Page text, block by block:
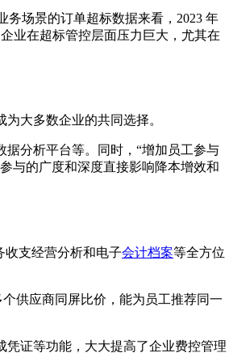
务场景的订单超标数据来看，2023 年
业在超标管控层面压力巨大，尤其在
大多数企业的共同选择。
据分析平台等。同时，“增加员工参与
与的广度和深度直接影响降本增效和
收支经营分析和电子会计档案等全方位
供应商同屏比价，能为员工推荐同一
证等功能，大大提高了企业费控管理